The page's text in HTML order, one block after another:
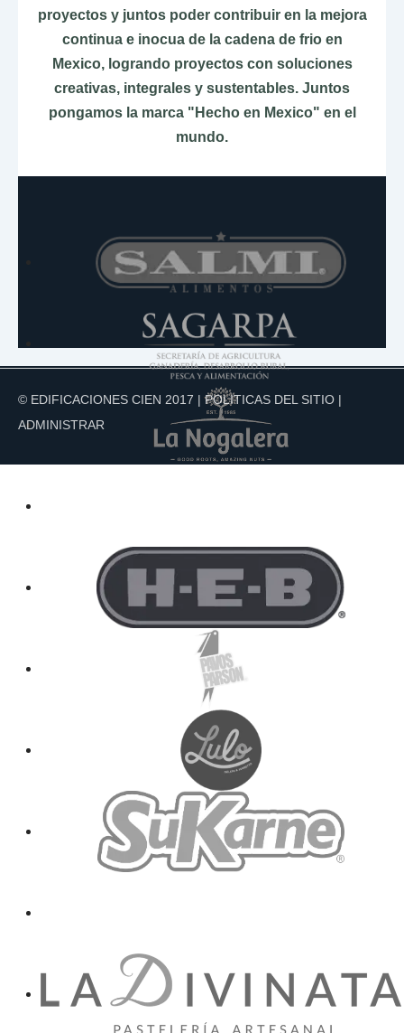
proyectos y juntos poder contribuir en la mejora
continua e inocua de la cadena de frio en
Mexico, logrando proyectos con soluciones
creativas, integrales y sustentables. Juntos
pongamos la marca "Hecho en Mexico" en el
mundo.
© EDIFICACIONES CIEN 2017 |POLITICAS DEL SITIO |
ADMINISTRAR